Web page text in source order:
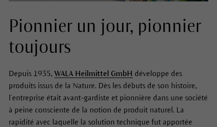
Pionnier un jour, pionnier
toujours
Depuis 1935, WALA Heilmittel GmbH développe des
produits issus de la Nature. Dès les débuts de son histoire,
l’entreprise était avant-gardiste et pionnière dans une société
à peine consciente de la notion de produit naturel. La
rapidité avec laquelle la solution technique fut apportée